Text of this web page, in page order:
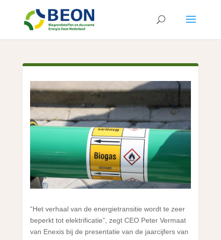
“Het verhaal van de energietransitie wordt te zeer
beperkt tot elektrificatie”, zegt CEO Peter Vermaat
van Enexis bij de presentatie van de jaarcijfers van